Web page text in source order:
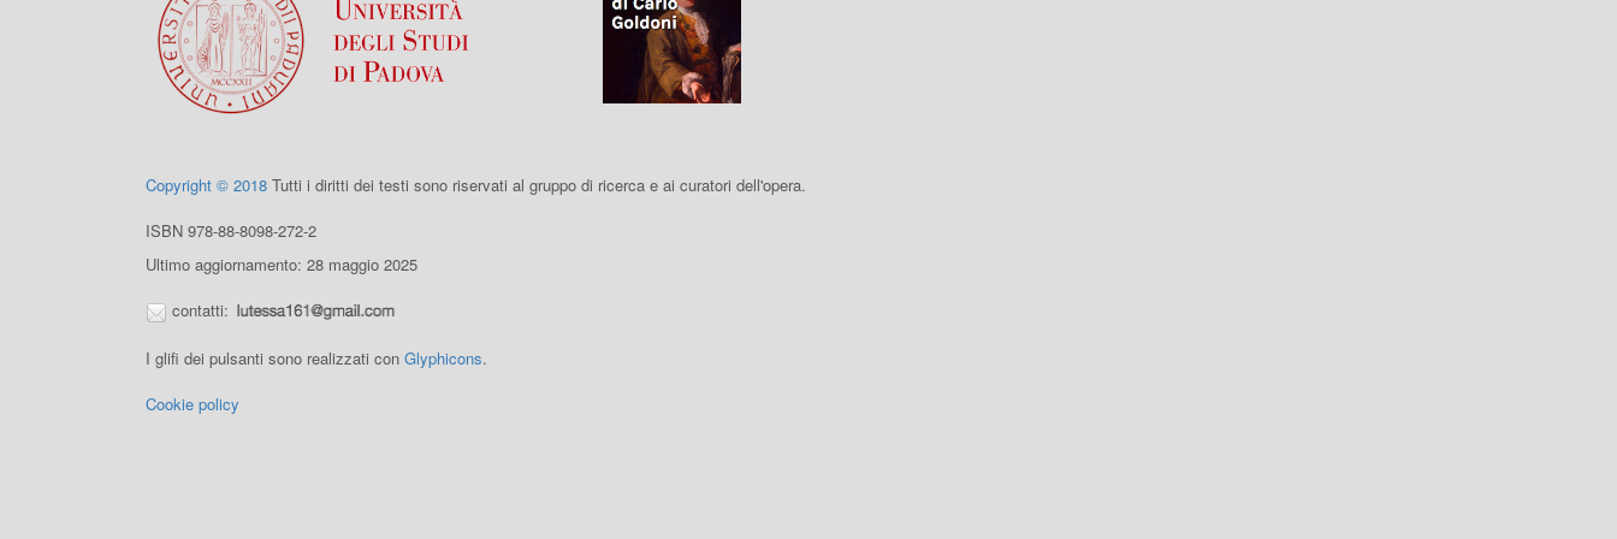
Copyright © 2018 Tutti i diritti dei testi sono riservati al gruppo di ricerca e ai curatori dell'opera.
ISBN 978-88-8098-272-2
Ultimo aggiornamento: 28 maggio 2025
contatti:
I glifi dei pulsanti sono realizzati con Glyphicons.
Cookie policy